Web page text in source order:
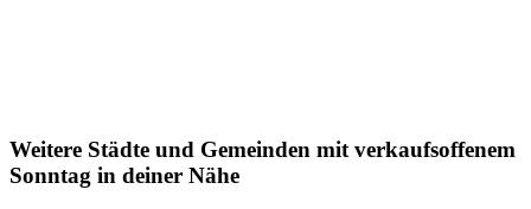
Weitere Städte und Gemeinden mit verkaufsoffenem
Sonntag in deiner Nähe